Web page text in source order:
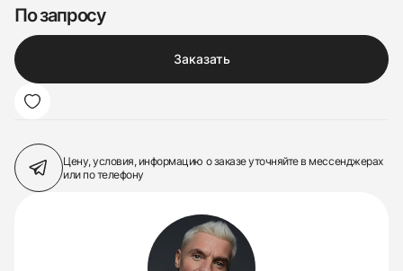
По запросу
Заказать
Цену, условия, информацию о заказеуточняйте в мессенджерах
или по телефону